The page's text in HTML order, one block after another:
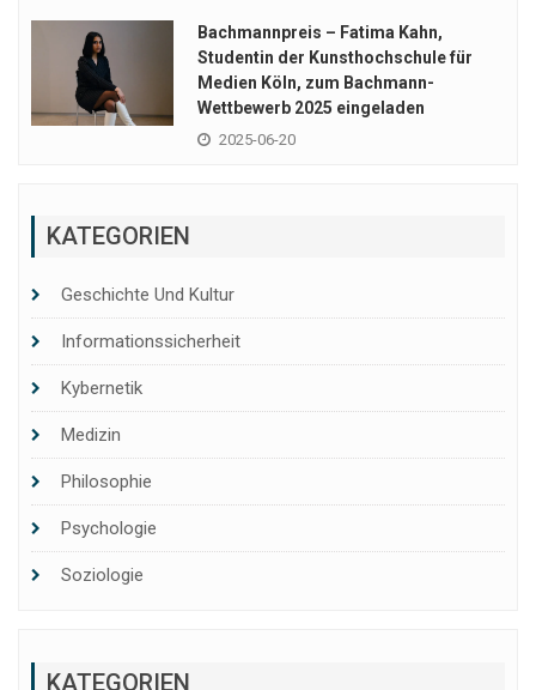
Bachmannpreis – Fatima Kahn,
Studentin der Kunsthochschule für
Medien Köln, zum Bachmann-
Wettbewerb 2025 eingeladen
2025-06-20
KATEGORIEN
Geschichte Und Kultur
Informationssicherheit
Kybernetik
Medizin
Philosophie
Psychologie
Soziologie
KATEGORIEN